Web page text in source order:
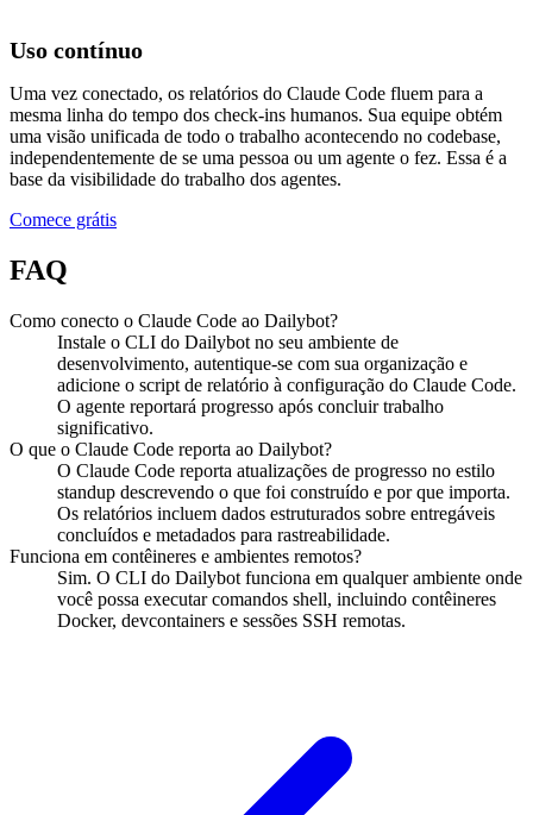
Uso contínuo
Uma vez conectado, os relatórios do Claude Code fluem para a
mesma linha do tempo dos check-ins humanos. Sua equipe obtém
uma visão unificada de todo o trabalho acontecendo no codebase,
independentemente de se uma pessoa ou um agente o fez. Essa é a
base da visibilidade do trabalho dos agentes.
Comece grátis
FAQ
Como conecto o Claude Code ao Dailybot?
Instale o CLI do Dailybot no seu ambiente de
desenvolvimento, autentique-se com sua organização e
adicione o script de relatório à configuração do Claude Code.
O agente reportará progresso após concluir trabalho
significativo.
O que o Claude Code reporta ao Dailybot?
O Claude Code reporta atualizações de progresso no estilo
standup descrevendo o que foi construído e por que importa.
Os relatórios incluem dados estruturados sobre entregáveis
concluídos e metadados para rastreabilidade.
Funciona em contêineres e ambientes remotos?
Sim. O CLI do Dailybot funciona em qualquer ambiente onde
você possa executar comandos shell, incluindo contêineres
Docker, devcontainers e sessões SSH remotas.